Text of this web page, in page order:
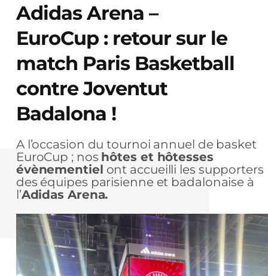
Adidas Arena –
EuroCup : retour sur le
match Paris Basketball
contre Joventut
Badalona !
A l’occasion du tournoi annuel de basket
EuroCup ; nos hôtes et hôtesses
évènementiel ont accueilli les supporters
des équipes parisienne et badalonaise à
l’Adidas Arena.